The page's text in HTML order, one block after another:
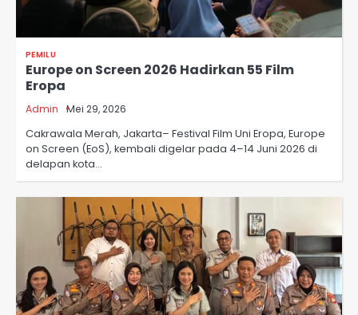
PEMILU
Europe on Screen 2026 Hadirkan 55 Film
Eropa
Admin Mei 29, 2026
Cakrawala Merah, Jakarta– Festival Film Uni Eropa, Europe
on Screen (EoS), kembali digelar pada 4–14 Juni 2026 di
delapan kota…